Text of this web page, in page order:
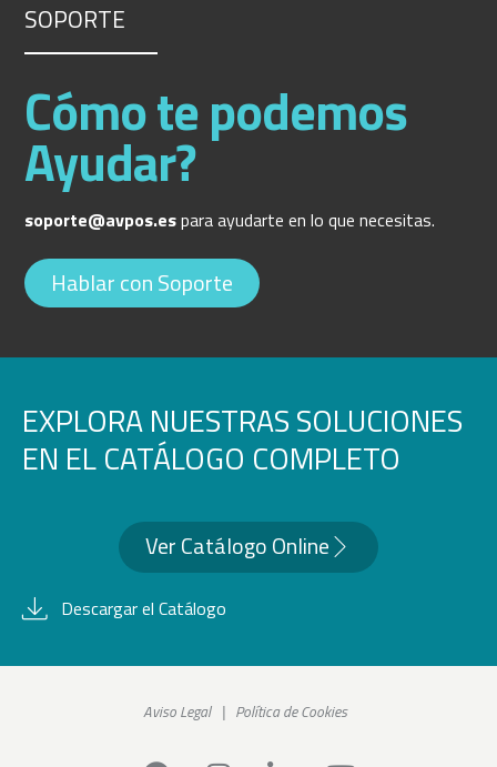
SOPORTE
Cómo te podemos
Ayudar?
soporte@avpos.espara ayudarte en lo que necesitas.
Hablar con Soporte
EXPLORA NUESTRAS SOLUCIONES
EN EL CATÁLOGO COMPLETO
Ver Catálogo Online
Descargar el Catálogo
Aviso Legal| Política de Cookies